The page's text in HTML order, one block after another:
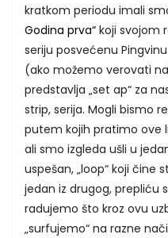
kratkom periodu imali
Godina prva“ koji svojom
seriju posvećenu
(ako možemo verovati
predstavlja „set ap“ za
strip, serija. Mogli bismo
putem kojih pratimo ove
ali smo izgleda ušli u
uspešan, „loop“ koji čine
jedan iz drugog, prepliću
radujemo što kroz ovu
„surfujemo“ na razne